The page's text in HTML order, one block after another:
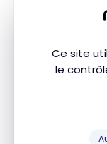
Ce site
le
Aéroplan et
Aéroplan et